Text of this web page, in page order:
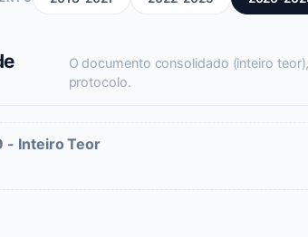
O documento consolidado (inteiro
protocolo.
- Inteiro Teor